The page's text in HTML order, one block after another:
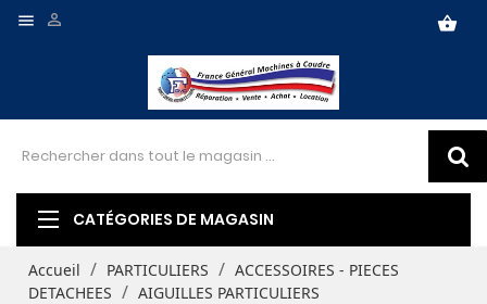
 shopping_basket

CATÉGORIES DE MAGASIN
Accueil PARTICULIERS
ACCESSOIRES - PIECES
DETACHEES
AIGUILLES PARTICULIERS